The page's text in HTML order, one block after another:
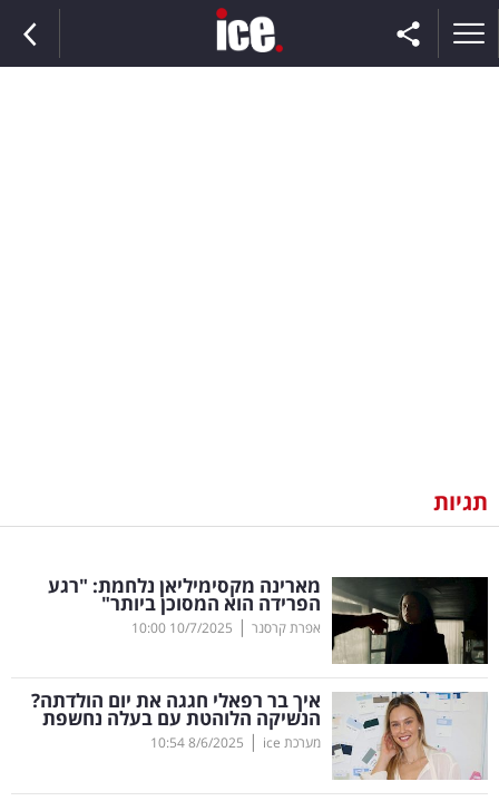
וצרכנות
דיגיטל
וטק
שיווק
ופרסום
משפט
תגיות
מארינה מקסימיליאן נלחמת: "רגע
הפרידה הוא המסוכן ביותר"
אפרת קרסנר |
10/7/2025
10:00
איך בר רפאלי חגגה את יום הולדתה?
הנשיקה הלוהטת עם בעלה נחשפת
מערכת ice |
8/6/2025
10:54